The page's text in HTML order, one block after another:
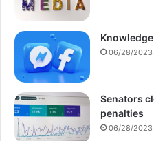
06/28/2023
Senators
penalties
06/28/2023